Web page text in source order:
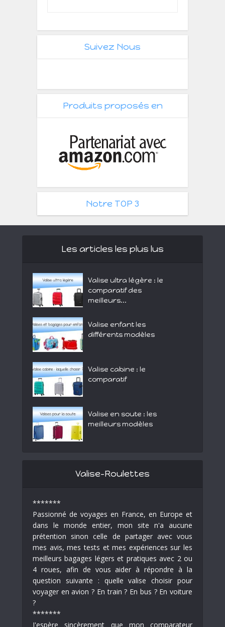
Suivez Nous
Produits proposés en
Notre TOP 3
Les articles les plus lus
Valise ultra légère : le
comparatif des
meilleurs...
Valise enfant les
différents modèles
Valise cabine : le
comparatif
Valise en soute : les
meilleurs modèles
Valise-Roulettes
*******
Passionné de voyages en France, en Europe et
dans le monde entier, mon site n'a aucune
prétention sinon celle de partager avec vous
mes avis, mes tests et mes expériences sur les
meilleurs bagages légers et pratiques avec 2 ou
4 roues, afin de vous aider à répondre à la
question suivante : quelle valise choisir pour
voyager en avion ? En train ? En bus ? En voiture
?
*******
J'espère sincèrement que mon comparateur